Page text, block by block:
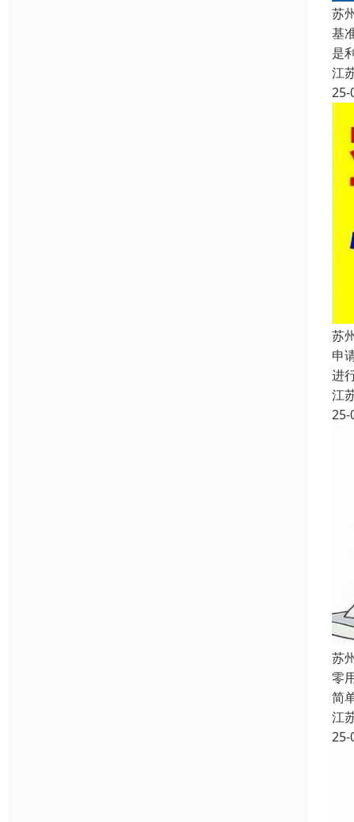
苏
基
是
江
25-
苏
申
进
江
25-
苏
零
简
江
25-